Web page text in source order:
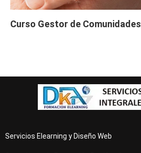
Curso Gestor de Comunidades
Servicios Elearning y Diseño Web